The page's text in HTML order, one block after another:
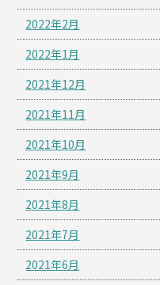
2022年2月
2022年1月
2021年12月
2021年11月
2021年10月
2021年9月
2021年8月
2021年7月
2021年6月